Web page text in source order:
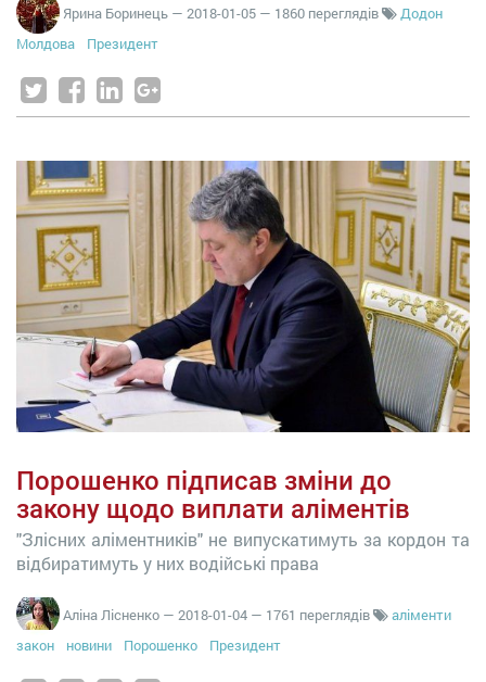
Ярина Боринець — 2018-01-05 — 1860 переглядів
Додон
Молдова
Президент
Порошенко підписав зміни до
закону щодо виплати аліментів
"Злісних аліментників" не випускатимуть за кордон та
відбиратимуть у них водійські права
Аліна Лісненко — 2018-01-04 — 1761 переглядів
аліменти
закон
новини Порошенко Президент